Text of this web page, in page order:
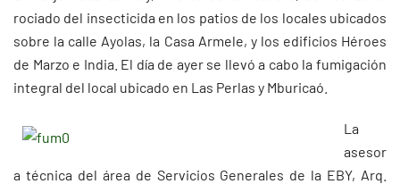
rociado del insecticida en los patios de los locales ubicados
sobre la calle Ayolas, la Casa Armele, y los edificios Héroes
de Marzo e India. El día de ayer se llevó a cabo la fumigación
integral del local ubicado en Las Perlas y Mburicaó.
La
asesor
a técnica del área de Servicios Generales de la EBY, Arq.